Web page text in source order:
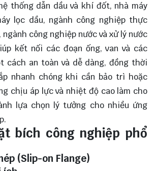
thống dẫn dầu và khí đốt, nhà máy
lọc dầu, ngành công nghiệp thực
ngành công nghiệp nước và xử lý nước
kết nối các đoạn ống, van và các
cách an toàn và dễ dàng, đồng thời
nhanh chóng khi cần bảo trì hoặc
chịu áp lực và nhiệt độ cao làm cho
lựa chọn lý tưởng cho nhiều ứng
bích công nghiệp phổ
(Slip-on Flange)